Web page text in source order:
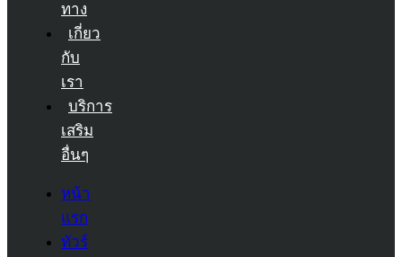
ทาง
เกี่ยว
กับ
เรา
บริการ
เสริม
อื่นๆ
หน้า
แรก
ทัวร์